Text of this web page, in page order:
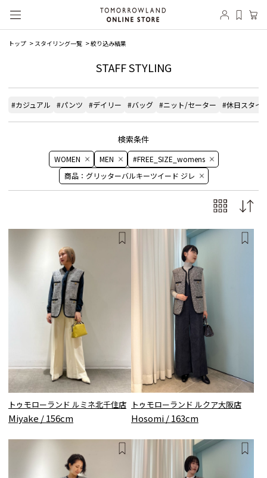
トップ スタイリング一覧 絞り込み結果
STAFF STYLING
#カジュアル #パンツ #デイリー #バッグ #ニット/セーター #休日スタイ
検索条件
WOMEN MEN
#FREE_SIZE_womens
商品：グリッターバルキーツイード ジレ
トゥモローランド ルミネ北千住店
Miyake / 156cm
トゥモローランド ルクア大阪店
Hosomi / 163cm